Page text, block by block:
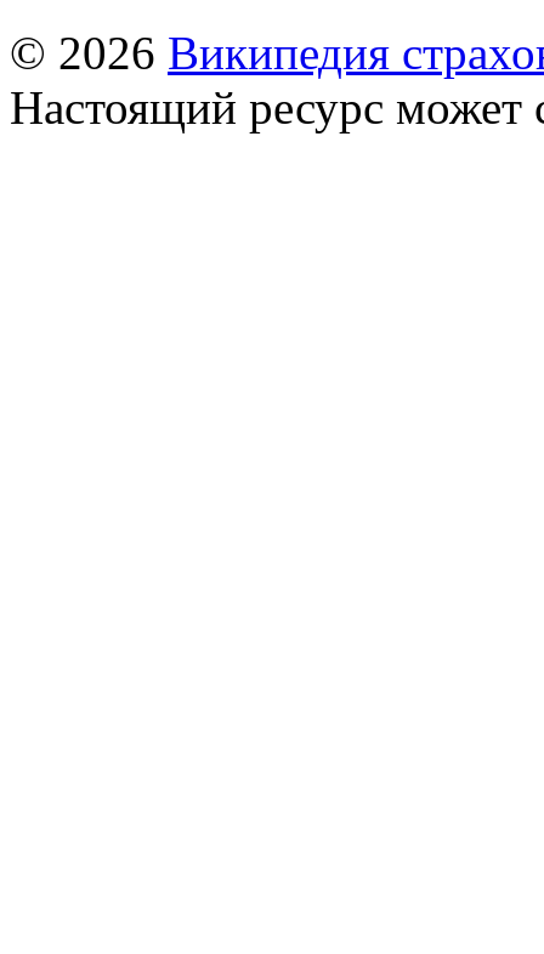
© 2026 Википедия
Настоящий ресурс может